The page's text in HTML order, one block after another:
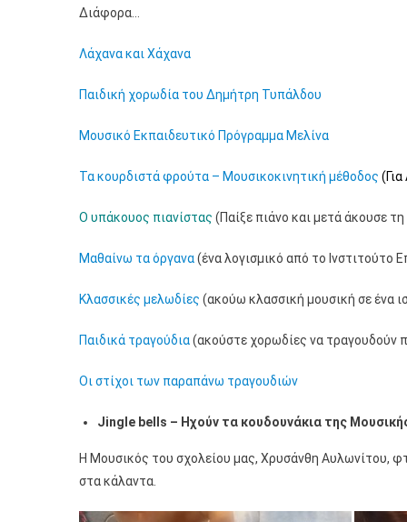
Διάφορα…
Λάχανα και Χάχανα
Παιδική χορωδία του Δημήτρη Τυπάλδου
Μουσικό Εκπαιδευτικό Πρόγραμμα Μελίνα
Τα κουρδιστά φρούτα – Μουσικοκινητική μέθοδος
Ο υπάκουος πιανίστας (Παίξε πιάνο και μετά άκουσε
Μαθαίνω τα όργανα(ένα λογισμικό από το Ινστιτούτο
Κλασσικές μελωδίες (ακούω κλασσική μουσική σε ένα
Παιδικά τραγούδια(ακούστε χορωδίες να τραγουδούν
Οι στίχοι των παραπάνω τραγουδιών
Jingle bells – Ηχούν τα κουδουνάκια της
Η Μουσικός του σχολείου μας, Χρυσάνθη Αυλωνίτου,
στα κάλαντα.